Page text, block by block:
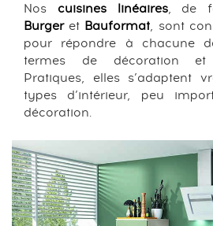
Nos cuisines linéaires, de
Burgeret Bauformat, sont
pour répondre à chacune
termes de décoration et
Pratiques, elles s’adaptent
types d’intérieur, peu
décoration.